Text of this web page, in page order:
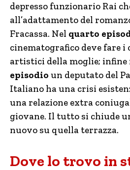
depresso funzionario Rai
all’adattamento del
Fracassa. Nel quarto
cinematografico deve fare i
artistici della moglie; infine
episodio un deputato del
Italiano ha una crisi
una relazione extra
giovane. Il tutto si chiude
nuovo su quella terrazza.
Dove lo trovo in